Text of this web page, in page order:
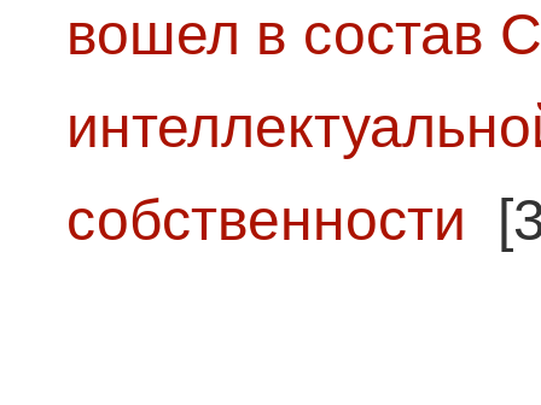
вошел в состав
собственности